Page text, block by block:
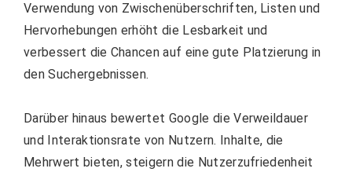
Verwendung von Zwischenüberschriften, Listen und
Hervorhebungen erhöht die Lesbarkeit und
verbessert die Chancen auf eine gute Platzierung in
den Suchergebnissen.
Darüber hinaus bewertet Google die Verweildauer
und Interaktionsrate von Nutzern. Inhalte, die
Mehrwert bieten, steigern die Nutzerzufriedenheit